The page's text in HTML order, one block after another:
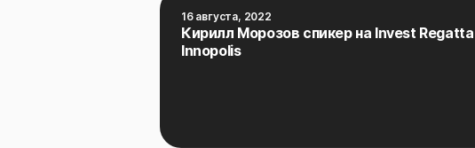
16 августа, 2022
Кирилл Морозов спикер на Invest Regatta
Innopolis